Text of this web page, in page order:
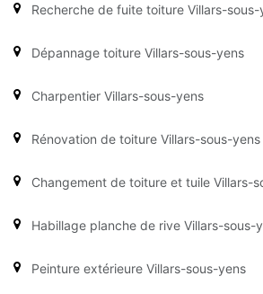
Recherche de fuite toiture Villars-sous-
Dépannage toiture Villars-sous-yens
Charpentier Villars-sous-yens
Rénovation de toiture Villars-sous-yens
Changement de toiture et tuile Villars-
Habillage planche de rive Villars-sous-
Peinture extérieure Villars-sous-yens